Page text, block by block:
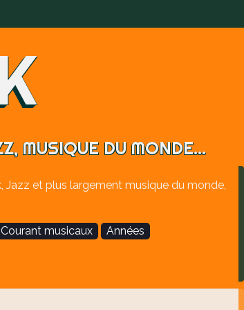
MUSIQUE DU MONDE...
Jazz et plus largement musique du monde,
Courant musicaux Années